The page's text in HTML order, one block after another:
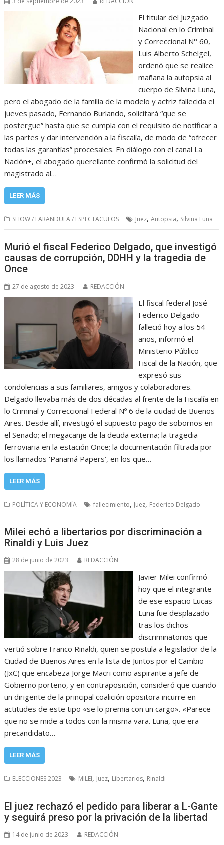
El titular del Juzgado
Nacional en lo Criminal
y Correccional N° 60,
Luis Alberto Schelgel,
ordenó que se realice
mañana la autopsia al
cuerpo de Silvina Luna,
pero el abogado de la familia de la modelo y actriz fallecida el
jueves pasado, Fernando Burlando, solicitará “que se
postergue” hasta que se cumpla con el requisito de notificar a
las partes y dar intervención a la fiscalía, de modo de “ofrecer
todas las garantías” procesales. En diálogo con el canal La
Nación+, el abogado querellante confirmó la solicitud del
magistrado al…
LEER MÁS
SHOW / FARANDULA / ESPECTACULOS Juez,Autopsia, Silvina Luna
Murió el fiscal Federico Delgado, que investigó
causas de corrupción, DDHH y la tragedia de
Once
27 de agosto de 2023 REDACCIÓN
El fiscal federal José
Federico Delgado
falleció hoy a los 54
años, informó el
Ministerio Público
Fiscal de la Nación, que
expresó sus
condolencias a sus familiares, amigos y colaboradores.
Delgado llevaba más de dos décadas al frente de la Fiscalía en
lo Criminal y Correccional Federal Nº 6 de la ciudad de Buenos
Aires. Desde allí, investigó el supuesto pago de sobornos en
el Senado; el megacanje de la deuda externa; la tragedia
ferroviaria en la estación Once; la documentación filtrada por
los llamados ‘Panamá Papers’, en los que…
LEER MÁS
POLÍTICA Y ECONOMÍA fallecimiento, Juez, Federico Delgado
Milei echó a libertarios por discriminación a
Rinaldi y Luis Juez
28 de junio de 2023 REDACCIÓN
Javier Milei confirmó
hoy que el integrante
de ese espacio Lucas
Luna fue desplazado
tras los dichos
discriminatorios que
vertió sobre Franco Rinaldi, quien se postula a legislador de la
Ciudad de Buenos Aires en la lista de Juntos por el Cambio
(JxC) que encabeza Jorge Macri como aspirante a jefe de
Gobierno porteño, y en contraposición, consideró que cuando
un dirigente de la principal coalición opositora incurre en
actitudes de este tipo «se lo premia con un cargo». «Parece
que no se mide a todos con la misma vara. Luna, que era
precandidato…
LEER MÁS
ELECCIONES 2023 MILEI, Juez, Libertarios, Rinaldi
El juez rechazó el pedido para liberar a L-Gante
y seguirá preso por la privación de la libertad
14 de junio de 2023 REDACCIÓN